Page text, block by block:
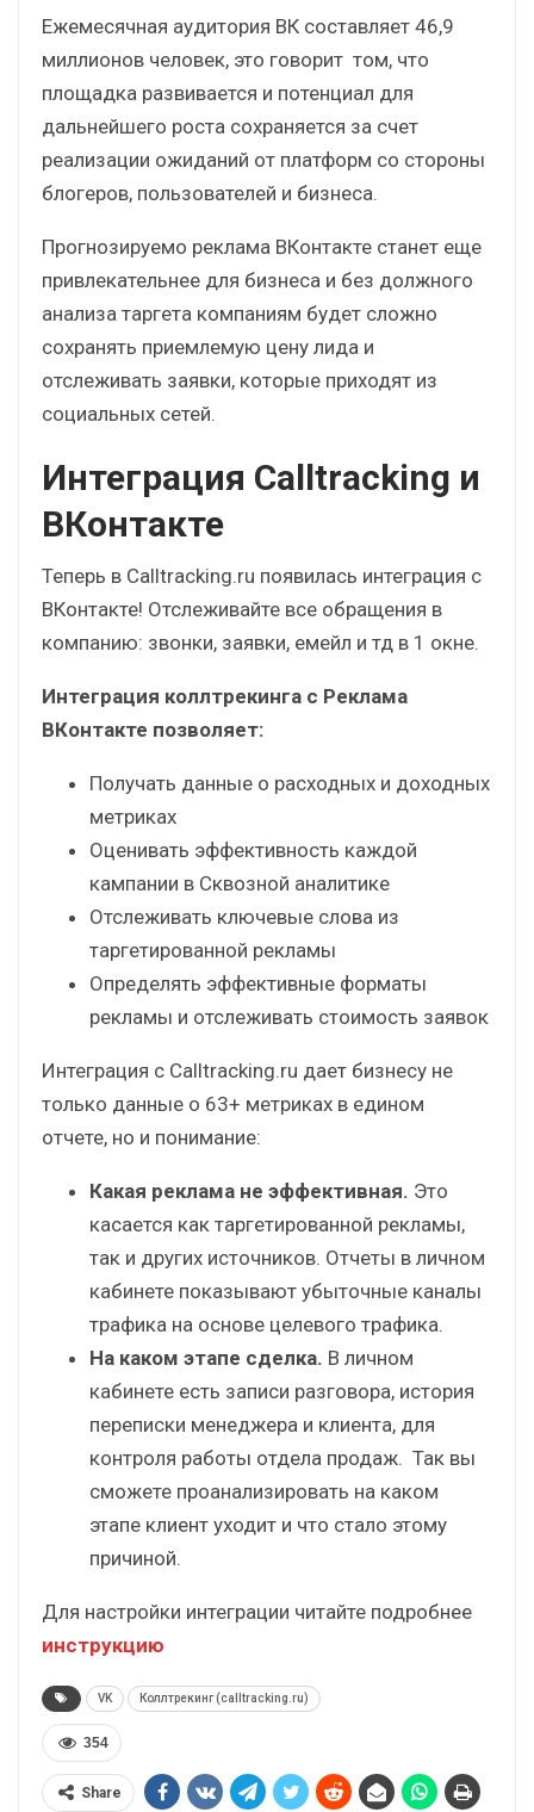
Ежемесячная аудитория ВК составляет 46,9
миллионов человек, это говорит том, что
площадка развивается и потенциал для
дальнейшего роста сохраняется за счет
реализации ожиданий от платформ со стороны
блогеров, пользователей и бизнеса.
Прогнозируемо реклама ВКонтакте станет еще
привлекательнее для бизнеса и без должного
анализа таргета компаниям будет сложно
сохранять приемлемую цену лида и
отслеживать заявки, которые приходят из
социальных сетей.
Интеграция Calltracking и
ВКонтакте
Теперь в Calltracking.ru появилась интеграция с
ВКонтакте! Отслеживайте все обращения в
компанию: звонки, заявки, емейл и тд в 1 окне.
Интеграция коллтрекинга с Реклама
ВКонтакте позволяет:
Получать данные о расходных и доходных
метриках
Оценивать эффективность каждой
кампании в Сквозной аналитике
Отслеживать ключевые слова из
таргетированной рекламы
Определять эффективные форматы
рекламы и отслеживать стоимость заявок
Интеграция с Calltracking.ru дает бизнесу не
только данные о 63+ метриках в едином
отчете, но и понимание:
Какая реклама не эффективная. Это
касается как таргетированной рекламы,
так и других источников. Отчеты в личном
кабинете показывают убыточные каналы
трафика на основе целевого трафика.
На каком этапе сделка. В личном
кабинете есть записи разговора, история
переписки менеджера и клиента, для
контроля работы отдела продаж. Так вы
сможете проанализировать на каком
этапе клиент уходит и что стало этому
причиной.
Для настройки интеграции читайте подробнее
инструкцию
VK Коллтрекинг (calltracking.ru)
354
Share